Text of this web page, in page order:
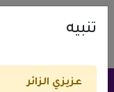
تنبيه
عزيزي الزائر